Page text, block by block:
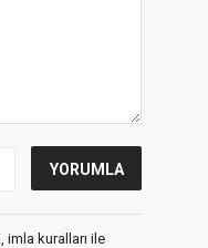
imla kuralları ile